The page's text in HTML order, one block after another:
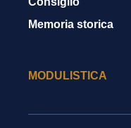
Memoria storica
MODULISTICA